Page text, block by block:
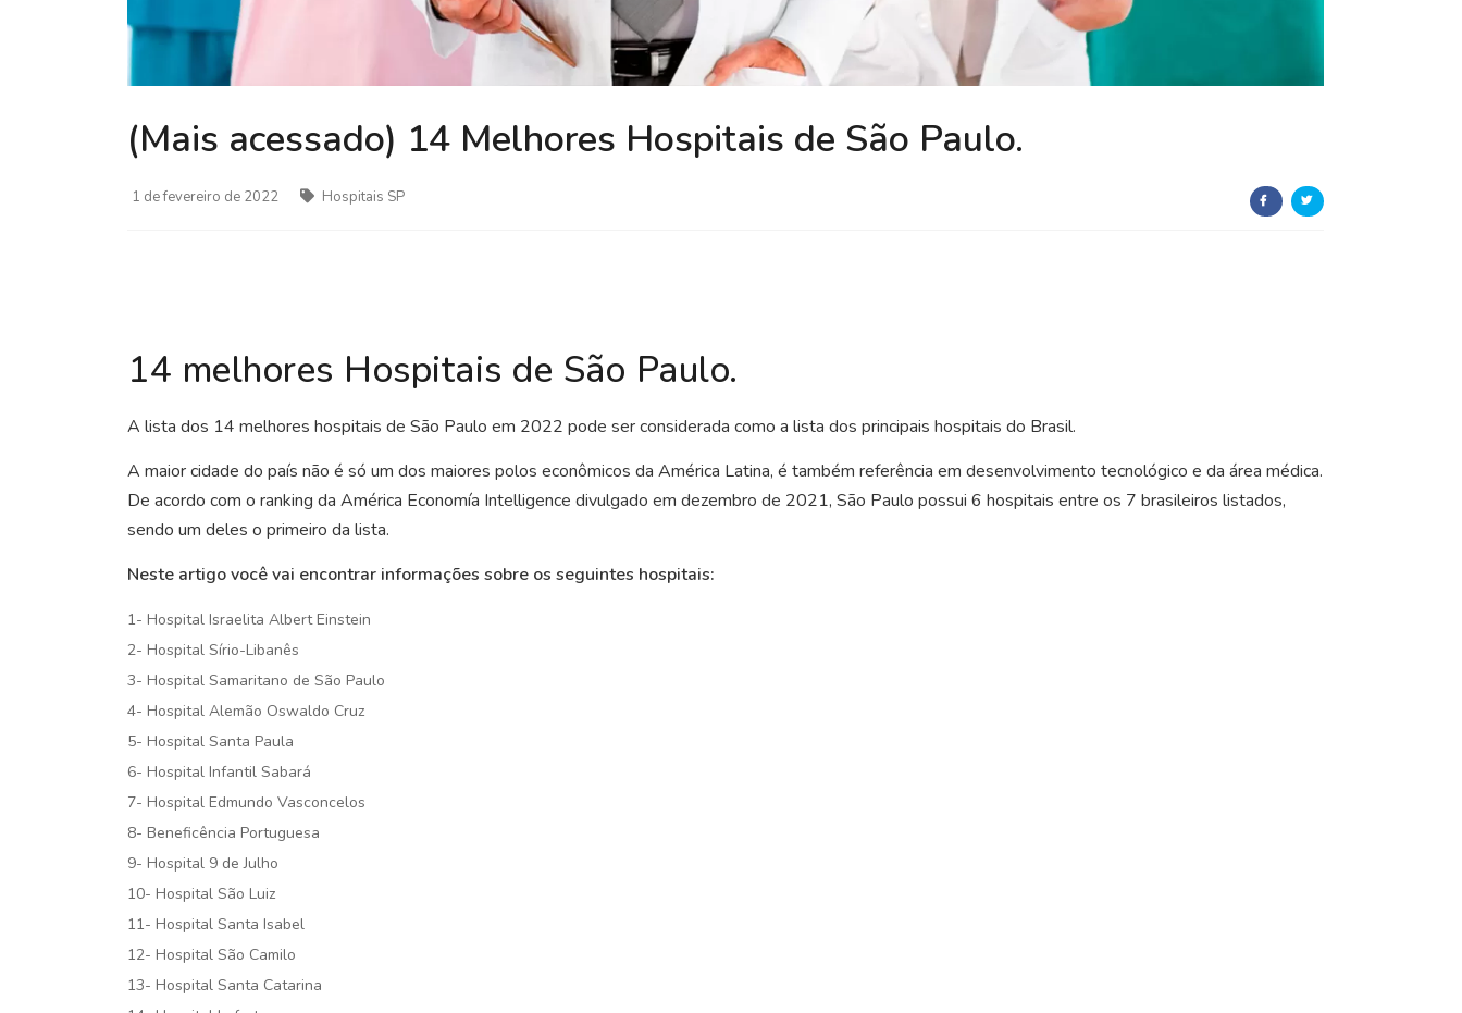
(Mais acessado) 14 Melhores Hospitais de São Paulo.
1 de fevereiro de 2022 Hospitais SP
14 melhores Hospitais de São Paulo.
A lista dos 14 melhores hospitais de São Paulo em 2022 pode ser considerada como a lista dos principais hospitais do Brasil.
A maior cidade do país não é só um dos maiores polos econômicos da América Latina, é também referência em desenvolvimento tecnológico e da área médica.
De acordo com o ranking da América Economía Intelligence divulgado em dezembro de 2021, São Paulo possui 6 hospitais entre os 7 brasileiros listados,
sendo um deles o primeiro da lista.
Neste artigo você vai encontrar informações sobre os seguintes hospitais:
1- Hospital Israelita Albert Einstein
2- Hospital Sírio-Libanês
3- Hospital Samaritano de São Paulo
4- Hospital Alemão Oswaldo Cruz
5- Hospital Santa Paula
6- Hospital Infantil Sabará
7- Hospital Edmundo Vasconcelos
8- Beneficência Portuguesa
9- Hospital 9 de Julho
10- Hospital São Luiz
11- Hospital Santa Isabel
12- Hospital São Camilo
13- Hospital Santa Catarina